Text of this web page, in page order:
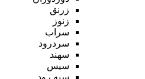
زرنق
زنوز
سراب
سردرود
سهند
سیس
سیه رود